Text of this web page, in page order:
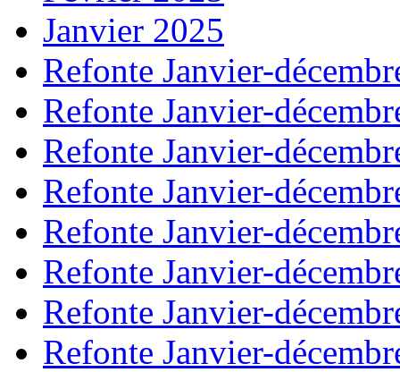
Janvier 2025
Refonte Janvier-
Refonte Janvier-
Refonte Janvier-
Refonte Janvier-
Refonte Janvier-
Refonte Janvier-
Refonte Janvier-
Refonte Janvier-